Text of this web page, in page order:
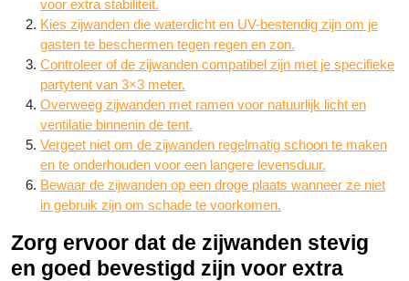
voor extra stabiliteit.
Kies zijwanden die waterdicht en UV-bestendig zijn om je
gasten te beschermen tegen regen en zon.
Controleer of de zijwanden compatibel zijn met je specifieke
partytent van 3×3 meter.
Overweeg zijwanden met ramen voor natuurlijk licht en
ventilatie binnenin de tent.
Vergeet niet om de zijwanden regelmatig schoon te maken
en te onderhouden voor een langere levensduur.
Bewaar de zijwanden op een droge plaats wanneer ze niet
in gebruik zijn om schade te voorkomen.
Zorg ervoor dat de zijwanden stevig
en goed bevestigd zijn voor extra